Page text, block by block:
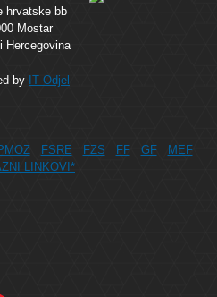
hrvatske bb
Mostar
Hercegovina
by IT Odjel
FSRE FZS FF GF
MEF
LINKOVI*